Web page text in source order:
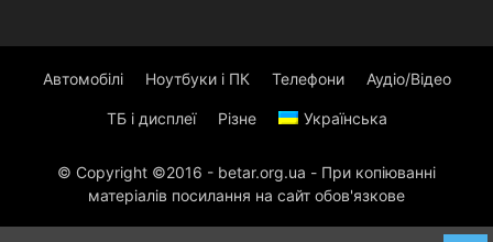
Автомобілі Ноутбуки і ПК Телефони Аудіо/Відео
ТБ і дисплеї Різне Українська
© Copyright ©2016 - betar.org.ua - При копіюванні
матеріалів посилання на сайт обов'язкове